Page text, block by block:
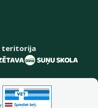
teritorija